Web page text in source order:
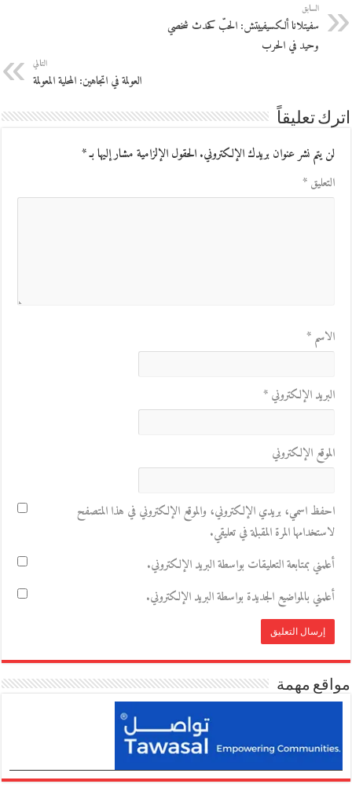
السابق
سفيتلانا ألكسيفييتش: الحبّ كحدث شخصي
وحيد في الحرب
التالي
العولمة في اتجاهين: المحلية المعولمة
اترك تعليقاً
لن يتم نشر عنوان بريدك الإلكتروني.الحقول الإلزامية مشار إليها بـ*
التعليق*
الاسم*
البريد الإلكتروني*
الموقع الإلكتروني
احفظ اسمي، بريدي الإلكتروني، والموقع الإلكتروني في هذا المتصفح
لاستخدامها المرة المقبلة في تعليقي.
أعلمني بمتابعة التعليقات بواسطة البريد الإلكتروني.
أعلمني بالمواضيع الجديدة بواسطة البريد الإلكتروني.
مواقع مهمة